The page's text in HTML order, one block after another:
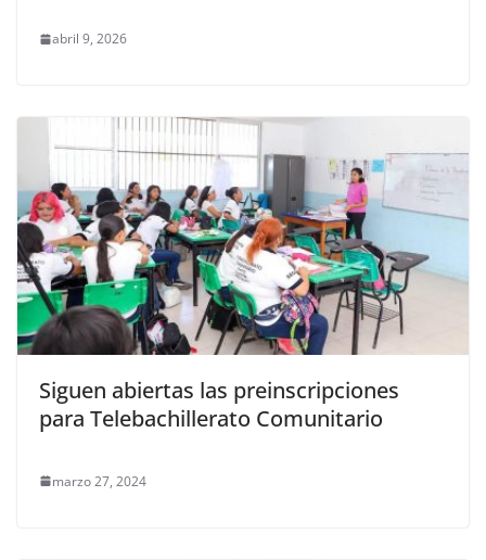
abril 9, 2026
Siguen abiertas las preinscripciones
para Telebachillerato Comunitario
marzo 27, 2024